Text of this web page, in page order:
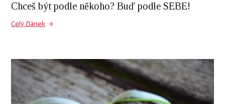
Chceš být podle někoho? Buď podle SEBE!
Celý článek